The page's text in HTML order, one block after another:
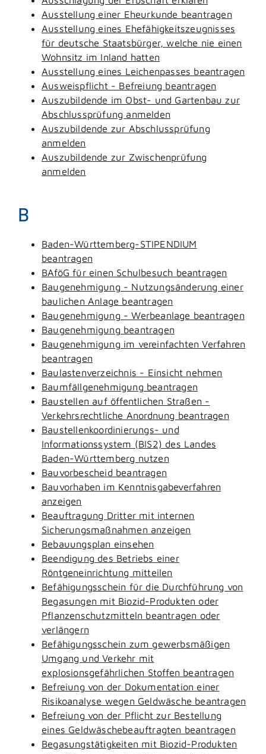
Ausstellung einer Eheurkunde beantragen
Ausstellung eines Ehefähigkeitszeugnisses
für deutsche Staatsbürger, welche nie einen
Wohnsitz im Inland hatten
Ausstellung eines Leichenpasses beantragen
Ausweispflicht - Befreiung beantragen
Auszubildende im Obst- und Gartenbau zur
Abschlussprüfung anmelden
Auszubildende zur Abschlussprüfung
anmelden
Auszubildende zur Zwischenprüfung
anmelden
B
Baden-Württemberg-STIPENDIUM
beantragen
BAföG für einen Schulbesuch beantragen
Baugenehmigung - Nutzungsänderung einer
baulichen Anlage beantragen
Baugenehmigung - Werbeanlage beantragen
Baugenehmigung beantragen
Baugenehmigung im vereinfachten Verfahren
beantragen
Baulastenverzeichnis - Einsicht nehmen
Baumfällgenehmigung beantragen
Baustellen auf öffentlichen Straßen -
Verkehrsrechtliche Anordnung beantragen
Baustellenkoordinierungs- und
Informationssystem (BIS2) des Landes
Baden-Württemberg nutzen
Bauvorbescheid beantragen
Bauvorhaben im Kenntnisgabeverfahren
anzeigen
Beauftragung Dritter mit internen
Sicherungsmaßnahmen anzeigen
Bebauungsplan einsehen
Beendigung des Betriebs einer
Röntgeneinrichtung mitteilen
Befähigungsschein für die Durchführung von
Begasungen mit Biozid-Produkten oder
Pflanzenschutzmitteln beantragen oder
verlängern
Befähigungsschein zum gewerbsmäßigen
Umgang und Verkehr mit
explosionsgefährlichen Stoffen beantragen
Befreiung von der Dokumentation einer
Risikoanalyse wegen Geldwäsche beantragen
Befreiung von der Pflicht zur Bestellung
eines Geldwäschebeauftragten beantragen
Begasungstätigkeiten mit Biozid-Produkten